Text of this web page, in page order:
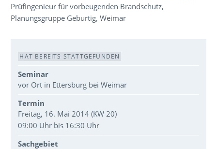
Prüfingenieur für vorbeugenden Brandschutz,
Planungsgruppe Geburtig, Weimar
Veranstaltungsdaten
HAT BEREITS STATTGEFUNDEN
Seminar
vor Ort in Ettersburg bei Weimar
Termin
Freitag, 16. Mai 2014 (KW 20)
09:00 Uhr bis 16:30 Uhr
Sachgebiet